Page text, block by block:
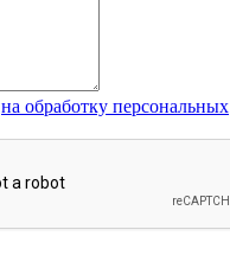
на обработку персональных